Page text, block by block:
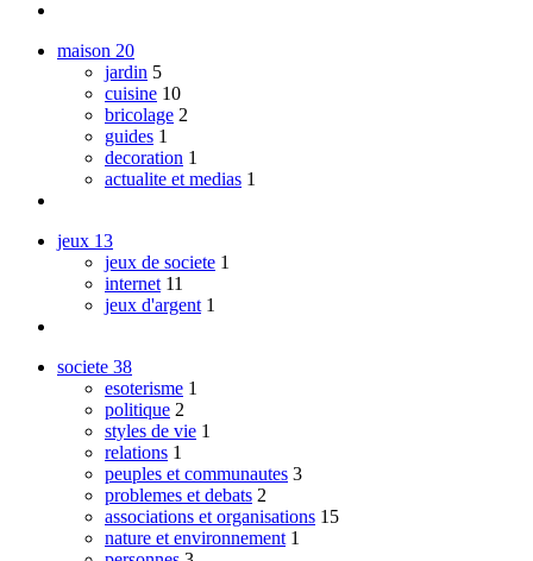
maison 20
jardin 5
cuisine 10
bricolage 2
guides 1
decoration 1
actualite et medias 1
jeux 13
jeux de societe 1
internet 11
jeux d'argent 1
societe 38
esoterisme 1
politique 2
styles de vie 1
relations 1
peuples et communautes 3
problemes et debats 2
associations et organisations 15
nature et environnement 1